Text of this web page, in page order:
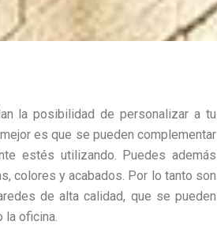
la posibilidad de personalizar a tu
es que se pueden complementar
estés utilizando. Puedes además
colores y acabados. Por lo tanto son
de alta calidad, que se pueden
la oficina.